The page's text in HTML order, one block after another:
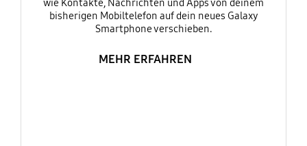
wie Kontakte, Nachrichten und Apps von deinem
bisherigen Mobiltelefon auf dein neues Galaxy
Smartphone verschieben.
MEHR ERFAHREN